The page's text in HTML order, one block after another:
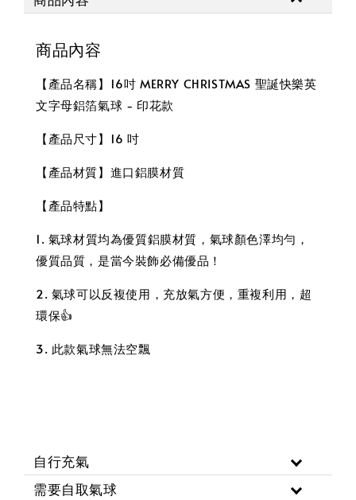
商品內容
【產品名稱】16吋 MERRY CHRISTMAS 聖誕快樂英
文字母鋁箔氣球 - 印花款
【產品尺寸】16 吋
【產品材質】進口鋁膜材質
【產品特點】
1. 氣球材質均為優質鋁膜材質，氣球顏色澤均勻，
優質品質，是當今裝飾必備優品！
2. 氣球可以反複使用，充放氣方便，重複利用，超
環保👍
3. 此款氣球無法空飄
自行充氣
需要自取氣球